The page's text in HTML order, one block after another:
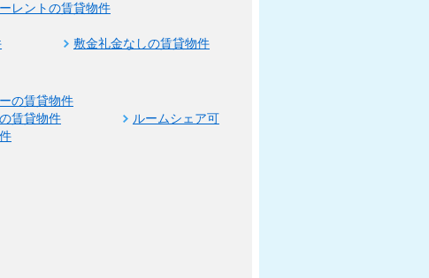
レントの賃貸物件
敷金礼金なしの賃貸物件
の賃貸物件
賃貸物件
ルームシェア可